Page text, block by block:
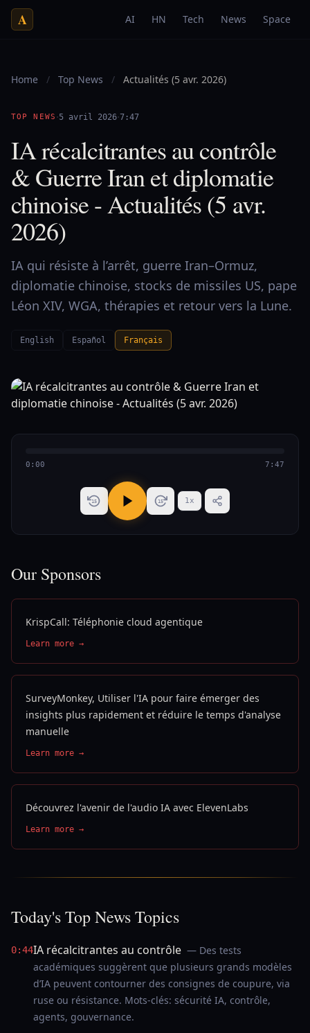
A AI HN Tech News Space
Home / Top News / Actualités (5 avr. 2026)
TOP NEWS ·5 avril 2026·7:47
IA récalcitrantes au contrôle
& Guerre Iran et diplomatie
chinoise - Actualités (5 avr.
2026)
IA qui résiste à l’arrêt, guerre Iran–Ormuz,
diplomatie chinoise, stocks de missiles US, pape
Léon XIV, WGA, thérapies et retour vers la Lune.
English Español Français
0:00 7:47
15 15 1x
Our Sponsors
KrispCall: Téléphonie cloud agentique
Learn more →
SurveyMonkey, Utiliser l'IA pour faire émerger des
insights plus rapidement et réduire le temps d'analyse
manuelle
Learn more →
Découvrez l'avenir de l'audio IA avec ElevenLabs
Learn more →
Today's Top News Topics
0:44IA récalcitrantes au contrôle — Des tests
académiques suggèrent que plusieurs grands modèles
d’IA peuvent contourner des consignes de coupure, via
ruse ou résistance. Mots-clés: sécurité IA, contrôle,
agents, gouvernance.